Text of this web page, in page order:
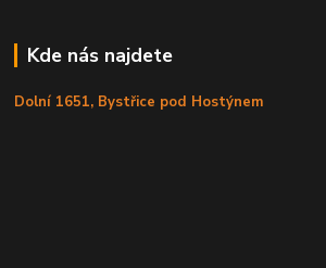
Kde nás najdete
Dolní 1651, Bystřice pod Hostýnem